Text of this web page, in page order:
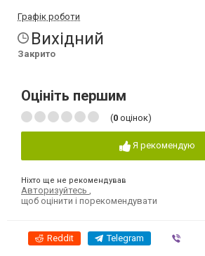
Графік роботи
Вихідний
Закрито
Оцініть першим
(0 оцінок)
Я рекомендую
Ніхто ще не рекомендував
Авторизуйтесь
щоб оцінити і порекомендувати
Reddit Telegram